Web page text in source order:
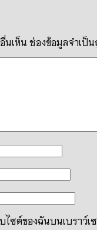
นเห็น ช่องข้อมูลจำเป็น
ไซต์ของฉันบนเบราว์